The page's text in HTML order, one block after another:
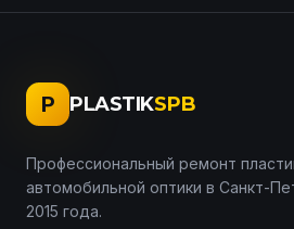
P PLASTIKSPB
Профессиональный ремонт
автомобильной оптики в Санкт-
2015 года.